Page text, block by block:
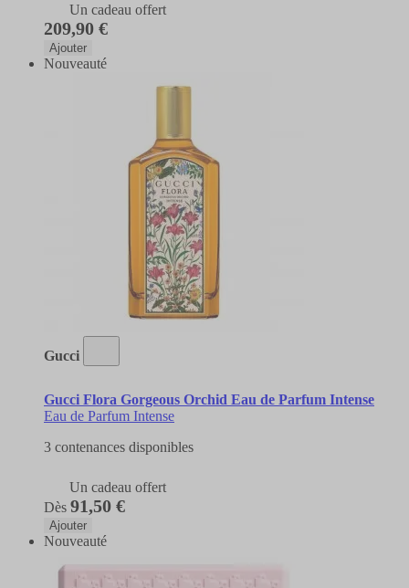
Un cadeau offert
209,90 €
Ajouter
Nouveauté
Gucci
Gucci Flora Gorgeous Orchid Eau de Parfum Intense
Eau de Parfum Intense
3 contenances disponibles
Un cadeau offert
Dès 91,50 €
Ajouter
Nouveauté